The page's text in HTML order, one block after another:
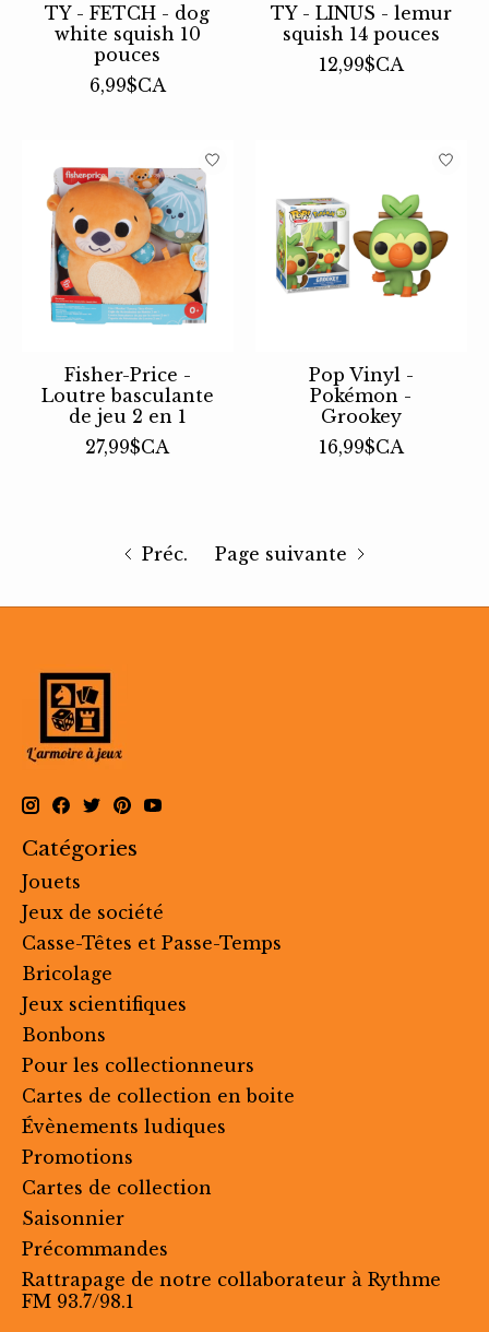
TY - FETCH - dog
white squish 10
pouces
6,99$CA
TY - LINUS - lemur
squish 14 pouces
12,99$CA
Fisher-Price -
Loutre basculante
de jeu 2 en 1
27,99$CA
Pop Vinyl -
Pokémon -
Grookey
16,99$CA
Préc. Page suivante
Catégories
Jouets
Jeux de société
Casse-Têtes et Passe-Temps
Bricolage
Jeux scientifiques
Bonbons
Pour les collectionneurs
Cartes de collection en boite
Évènements ludiques
Promotions
Cartes de collection
Saisonnier
Précommandes
Rattrapage de notre collaborateur à Rythme
FM 93.7/98.1